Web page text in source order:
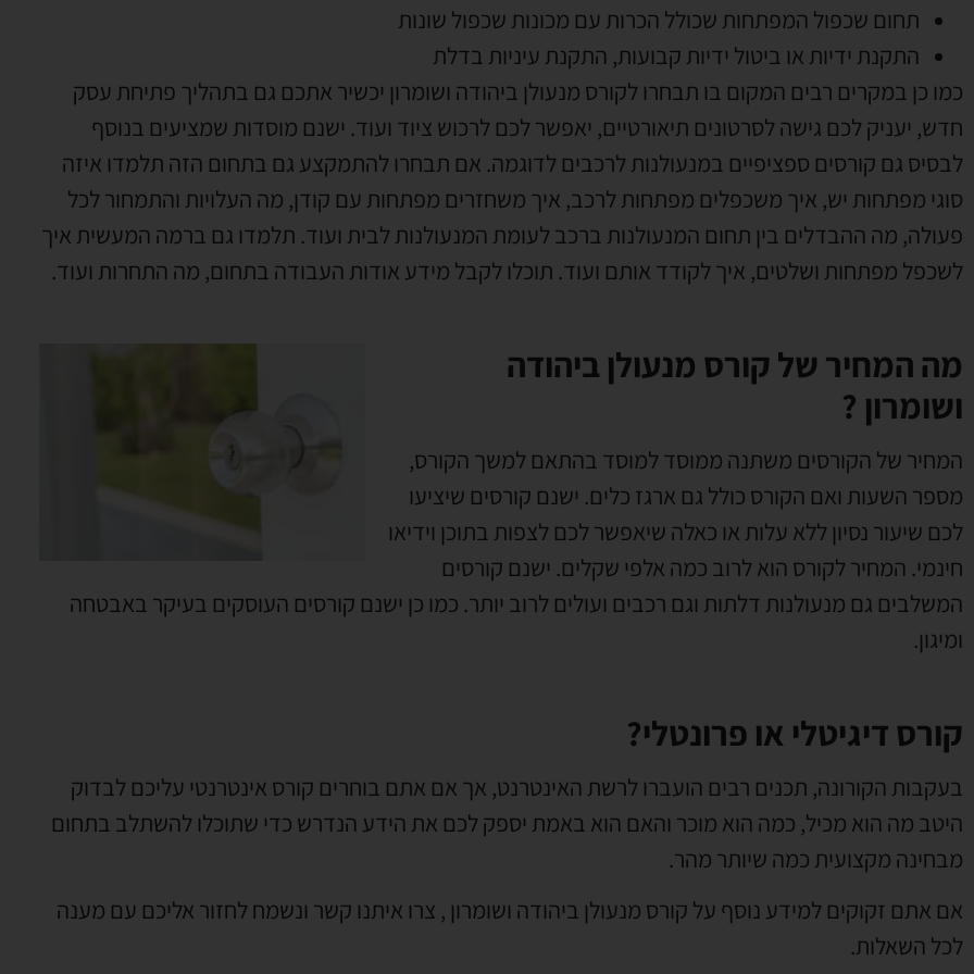
תחום שכפול המפתחות שכולל הכרות עם מכונות שכפול שונות
התקנת ידיות או ביטול ידיות קבועות, התקנת עיניות בדלת
כמו כן במקרים רבים המקום בו תבחרו לקורס מנעולן ביהודה ושומרון יכשיר אתכם גם בתהליך פתיחת עסק
חדש, יעניק לכם גישה לסרטונים תיאורטיים, יאפשר לכם לרכוש ציוד ועוד. ישנם מוסדות שמציעים בנוסף
לבסיס גם קורסים ספציפיים במנעולנות לרכבים לדוגמה. אם תבחרו להתמקצע גם בתחום הזה תלמדו איזה
סוגי מפתחות יש, איך משכפלים מפתחות לרכב, איך משחזרים מפתחות עם קודן, מה העלויות והתמחור לכל
פעולה, מה ההבדלים בין תחום המנעולנות ברכב לעומת המנעולנות לבית ועוד. תלמדו גם ברמה המעשית איך
לשכפל מפתחות ושלטים, איך לקודד אותם ועוד. תוכלו לקבל מידע אודות העבודה בתחום, מה התחרות ועוד.
מה המחיר של קורס מנעולן ביהודה
ושומרון ?
המחיר של הקורסים משתנה ממוסד למוסד בהתאם למשך הקורס,
מספר השעות ואם הקורס כולל גם ארגז כלים. ישנם קורסים שיציעו
לכם שיעור נסיון ללא עלות או כאלה שיאפשר לכם לצפות בתוכן וידיאו
חינמי. המחיר לקורס הוא לרוב כמה אלפי שקלים. ישנם קורסים
המשלבים גם מנעולנות דלתות וגם רכבים ועולים לרוב יותר. כמו כן ישנם קורסים העוסקים בעיקר באבטחה
ומיגון.
קורס דיגיטלי או פרונטלי?
בעקבות הקורונה, תכנים רבים הועברו לרשת האינטרנט, אך אם אתם בוחרים קורס אינטרנטי עליכם לבדוק
היטב מה הוא מכיל, כמה הוא מוכר והאם הוא באמת יספק לכם את הידע הנדרש כדי שתוכלו להשתלב בתחום
מבחינה מקצועית כמה שיותר מהר.
אם אתם זקוקים למידע נוסף על קורס מנעולן ביהודה ושומרון , צרו איתנו קשר ונשמח לחזור אליכם עם מענה
לכל השאלות.